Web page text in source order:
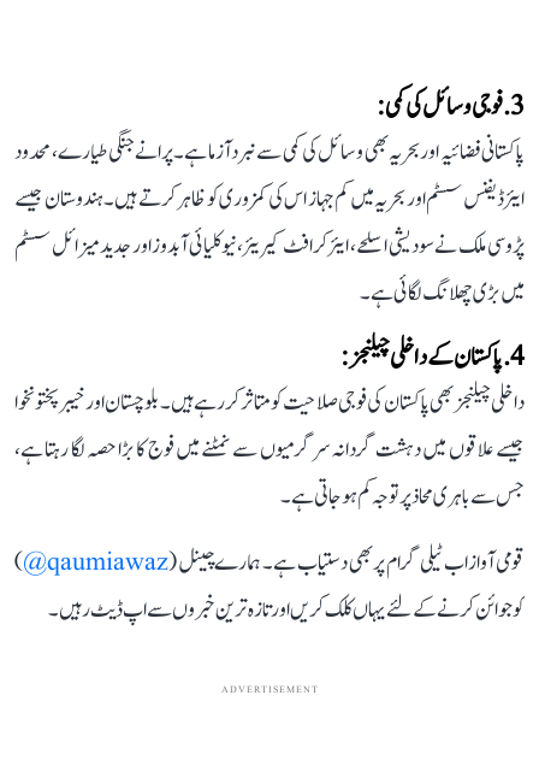
3. فوجی وسائل کی کمی:
پاکستانی فضائیہ اور بحریہ بھی وسائل کی کمی سے نبرد آزما ہے۔ پرانے جنگی طیارے، محدود
ایئر ڈیفنس سسٹم اور بحریہ میں کم جہاز اس کی کمزوری کو ظاہر کرتے ہیں۔ ہندوستان جیسے
پڑوسی ملک نے سودیشی اسلحے، ایئرکرافٹ کیریئر، نیوکلیائی آبدوز اور جدید میزائل سسٹم
میں بڑی چھلانگ لگائی ہے۔
4. پاکستان کے داخلی چیلنجز:
داخلی چیلنجز بھی پاکستان کی فوجی صلاحیت کو متاثر کر رہے ہیں۔ بلوچستان اور خیبر پختونخوا
جیسے علاقوں میں دہشت گردانہ سرگرمیوں سے نمٹنے میں فوج کا بڑا حصہ لگا رہتا ہے،
جس سے باہری محاذ پر توجہ کم ہو جاتی ہے۔
قومی آواز اب ٹیلی گرام پر بھی دستیاب ہے۔ ہمارے چینل (qaumiawaz@
)
کو جوائن کرنے کے لئے یہاں کلک کریں اور تازہ ترین خبروں سے اپ ڈیٹ رہیں۔
ADVERTISEMENT